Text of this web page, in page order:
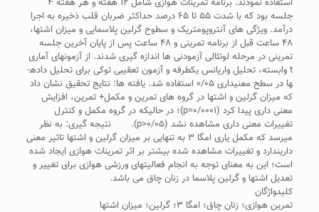
استفاده نمودند. برنامه تمرینات هوازی شامل ۱۲ هفته و هر هفته ۴
جلسه بود که با شدت ۵۵ تا ۶۵ درصد حداکثر ضربان قلب ذخیره به اجرا
درآمد. ویژگی های آنتروپومتریک و سطوح گرلین پلاسمایی و میزان اشتها،
۴۸ ساعت قبل از برنامه تمرینی و ۴۸ ساعت پس از پایان آخرین جلسه
تمرینی در مرحله لوتئالی آزمودنی ها اندازه گیری شدند. از آزمون­های آماری
t وابسته، تحلیل واریانس یک­طرفه و آزمون تعقیبی توکی برای تحلیل داده­
ها در سطح معنی­داری ۰/۰۵ استفاده شد. یافته ها: نتایج تحقیق نشان داد
که میزان گرلین و اشتها در گروه های تمرین و مکمل+ تمرین، افزایش
معنی داری پیدا کرد (۰/۰۰۰۱=p)؛ در حالی­که در گروه مکمل و کنترل
تغییرات معنی داری مشاهده نشد (۰/۰۵<p). نتیجه گیری: به نظر
می­رسد که مکمل یاری امگا ۳ به تنهایی بر میزان گرلین و اشتها تاثیر معنی
داریندارد و تغییرات مشاهده شده بیشتر بر اثر تمرینات هوازی ایجاد شده
است؛ این به معنای توجه به انجام فعالیت­های ورزشی هوازی برای تغییر و
تعدیل اشتها و گرلین پلاسما در زنان چاق می باشد.
کلیدواژگان
تمرین هوازی؛ زنان چاق؛ امگا ۳؛ گرلین؛ میزان اشتها